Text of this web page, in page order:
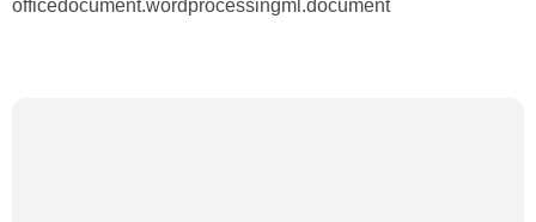
officedocument.wordprocessingml.document